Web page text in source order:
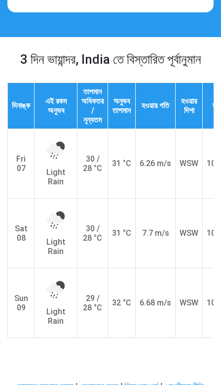
3 দিন ভায়ান্দর, India তে বিস্তারিত পূর্বানুমান
দিনাঙ্ক
এই রকম
অনুভব
তাপমান
অধিকতর
/
নূন্যতম
অনুভব
তাপমান
হওয়ার গতি
হওয়ার
দিশা
Fri
07
Light
Rain
30 /
28 °C
31 °C 6.26 m/s WSW
Sat
08
Light
Rain
30 /
28 °C
31 °C 7.7 m/s WSW
Sun
09
Light
Rain
29 /
28 °C
32 °C 6.68 m/s WSW